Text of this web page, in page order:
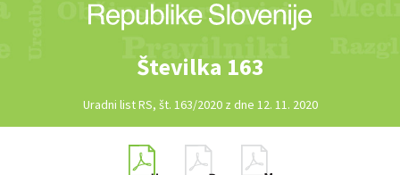
Številka 163
Uradni list RS, št. 163/2020 z dne 12. 11. 2020